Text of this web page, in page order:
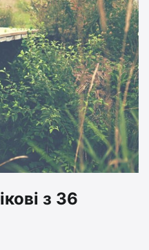
з 36